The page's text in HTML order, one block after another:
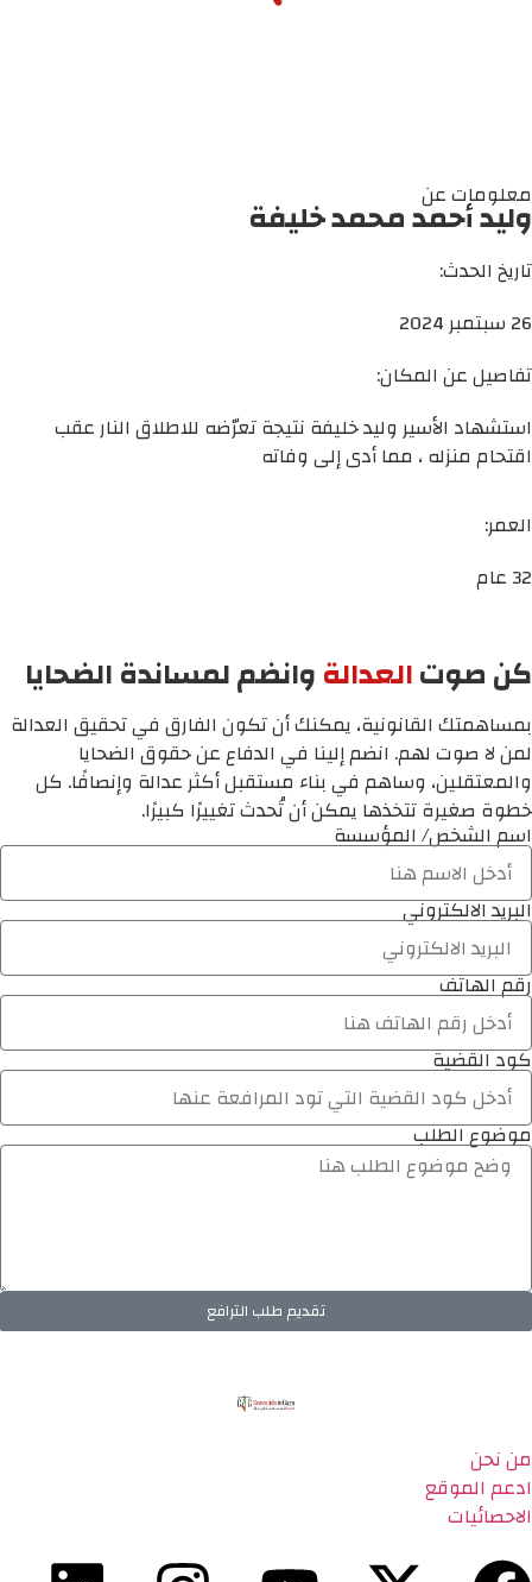
معلومات عن
وليد أحمد محمد خليفة
تاريخ الحدث:
26 سبتمبر 2024
تفاصيل عن المكان:
استشهاد الأسير وليد خليفة نتيجة تعرّضه للاطلاق النار عقب
اقتحام منزله ، مما أدى إلى وفاته
العمر:
32 عام
كن صوتالعدالةوانضم لمساندة الضحايا
بمساهمتك القانونية، يمكنك أن تكون الفارق في تحقيق العدالة
لمن لا صوت لهم. انضم إلينا في الدفاع عن حقوق الضحايا
والمعتقلين، وساهم في بناء مستقبل أكثر عدالة وإنصافًا. كل
خطوة صغيرة تتخذها يمكن أن تُحدث تغييرًا كبيرًا.
اسم الشخص/ المؤسسة
البريد الالكتروني
رقم الهاتف
كود القضية
موضوع الطلب
تقديم طلب الترافع
من نحن
ادعم الموقع
الاحصائيات